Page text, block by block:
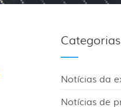
Notícias da
Notícias de